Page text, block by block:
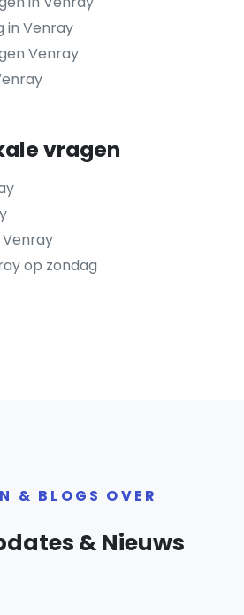
in Venray
Venray
vragen
op zondag
& BLOGS OVER
& Nieuws